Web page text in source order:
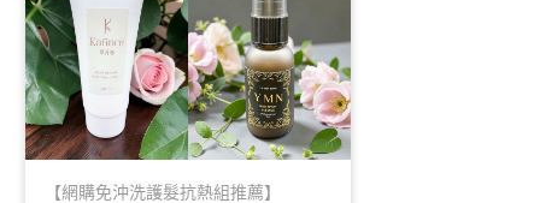
【網購免沖洗護髮抗熱組推薦】